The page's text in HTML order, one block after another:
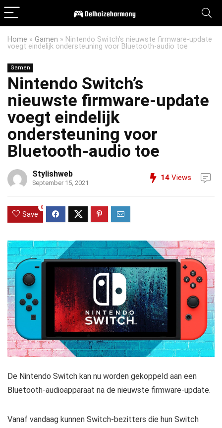
Home » Gamen » Nintendo Switch’s nieuwste firmware-update
voegt eindelijk ondersteuning voor Bluetooth-audio toe
Gamen
Nintendo Switch’s
nieuwste firmware-update
voegt eindelijk
ondersteuning voor
Bluetooth-audio toe
Stylishweb
September 15, 2021
14 Views
Save
0
De Nintendo Switch kan nu worden gekoppeld aan een
Bluetooth-audioapparaat na de nieuwste firmware-update.
Vanaf vandaag kunnen Switch-bezitters die hun Switch